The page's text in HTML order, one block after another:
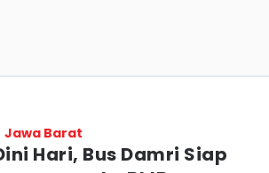
Jawa Barat
Hari, Bus Damri Siap